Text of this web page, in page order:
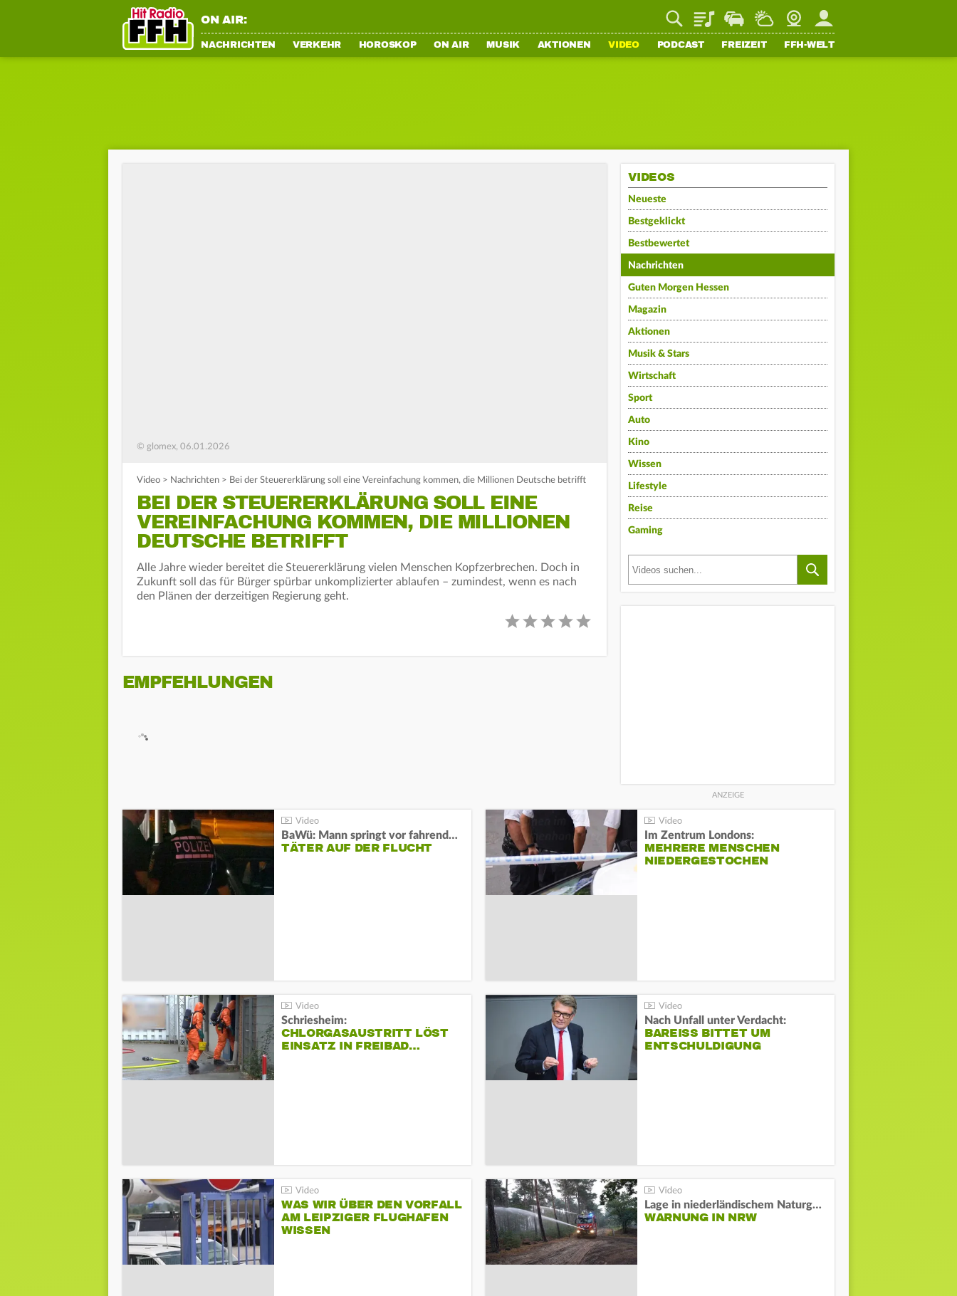
ON AIR: PlaylistStaupilotWetterWebcamMein FFH
NACHRICHTEN VERKEHR HOROSKOP ON AIR MUSIK AKTIONEN VIDEO PODCAST FREIZEIT FFH-WELT
© glomex, 06.01.2026
Video > Nachrichten > Bei der Steuererklärung soll eine Vereinfachung kommen, die Millionen Deutsche betrifft
BEI DER STEUERERKLÄRUNG SOLL EINE
VEREINFACHUNG KOMMEN, DIE MILLIONEN
DEUTSCHE BETRIFFT
Alle Jahre wieder bereitet die Steuererklärung vielen Menschen Kopfzerbrechen. Doch in
Zukunft soll das für Bürger spürbar unkomplizierter ablaufen – zumindest, wenn es nach
den Plänen der derzeitigen Regierung geht.
EMPFEHLUNGEN
VIDEOS
Neueste
Bestgeklickt
Bestbewertet
Nachrichten
Guten Morgen Hessen
Magazin
Aktionen
Musik & Stars
Wirtschaft
Sport
Auto
Kino
Wissen
Lifestyle
Reise
Gaming
BaWü: Mann springt vor fahrendes Auto und schießt
TÄTER AUF DER FLUCHT
Im Zentrum Londons:
MEHRERE MENSCHEN
NIEDERGESTOCHEN
Schriesheim:
CHLORGASAUSTRITT LÖST
EINSATZ IN FREIBAD…
Nach Unfall unter Verdacht:
BAREISS BITTET UM E
NTSCHULDIGUNG
WAS WIR ÜBER DEN VORFALL
AM LEIPZIGER FLUGHAFEN
WISSEN
Lage in niederländischem Naturgebiet stabil
WARNUNG IN NRW